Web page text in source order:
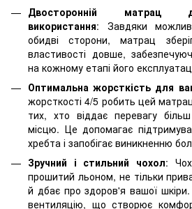
Двосторонній матрац
використання: Завдяки
обидві сторони, матрац
властивості довше,
на кожному етапі його
Оптимальна жорсткість для
жорсткості 4/5 робить цей
тих, хто віддає перевагу
місцю. Це допомагає
хребта і запобігає виникненню
Зручний і стильний чохол:
прошитий льоном, не тільки
й дбає про здоров'я вашої шкіри.
вентиляцію, що створює